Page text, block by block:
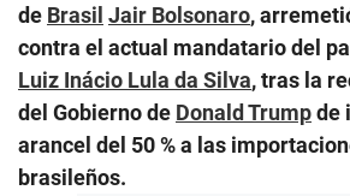
de Brasil Jair Bolsonaro,
contra el actual mandatario del
Luiz Inácio Lula da Silva, tras la
del Gobierno de Donald Trumpde
arancel del 50 % a las
brasileños.